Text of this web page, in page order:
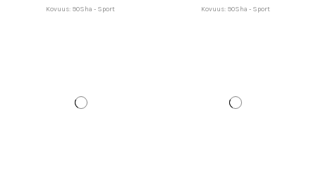
Kovuus: 90Sha - Sport Kovuus: 90Sha - Sport